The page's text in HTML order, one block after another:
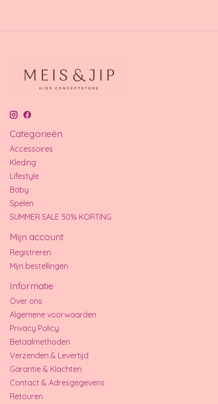
Categorieën
Accessoires
Kleding
Lifestyle
Baby
Spelen
SUMMER SALE 50% KORTING
Mijn account
Registreren
Mijn bestellingen
Informatie
Over ons
Algemene voorwaarden
Privacy Policy
Betaalmethoden
Verzenden & Levertijd
Garantie & Klachten
Contact & Adresgegevens
Retouren